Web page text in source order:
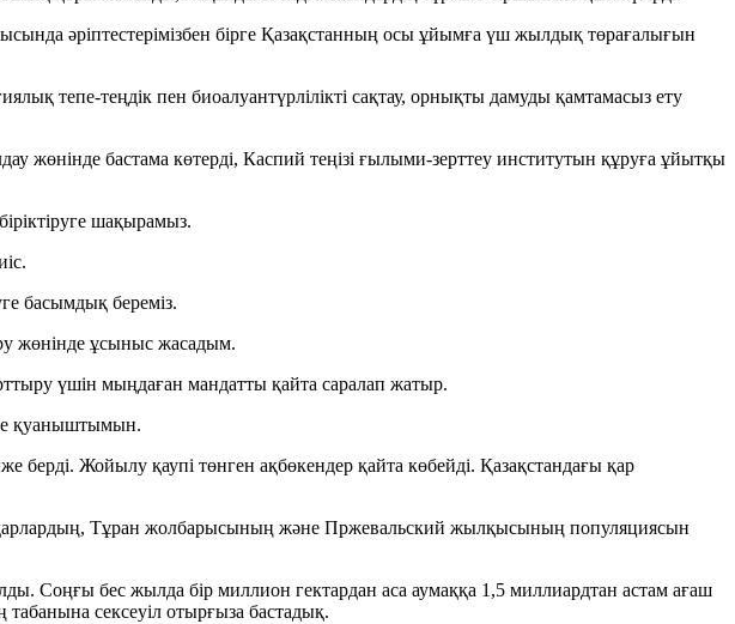
әріптестерімізбен бірге Қазақстанның осы ұйымға үш жылдық төрағалығын
тепе-теңдік пен биоалуантүрлілікті сақтау, орнықты дамуды қамтамасыз ету
жөнінде бастама көтерді, Каспий теңізі ғылыми-зерттеу институтын құруға ұйытқы
шақырамыз.
басымдық береміз.
жөнінде ұсыныс жасадым.
үшін мыңдаған мандатты қайта саралап жатыр.
қуаныштымын.
берді. Жойылу қаупі төнген ақбөкендер қайта көбейді. Қазақстандағы қар
Тұран жолбарысының және Пржевальский жылқысының популяциясын
Соңғы бес жылда бір миллион гектардан аса аумаққа 1,5 миллиардтан астам ағаш
табанына сексеуіл отырғыза бастадық.